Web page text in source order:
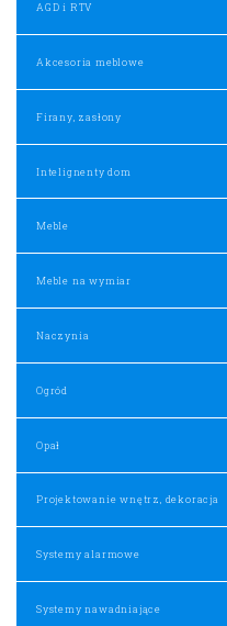
AGD i RTV
Akcesoria meblowe
Firany, zasłony
Intelignenty dom
Meble
Meble na wymiar
Naczynia
Ogród
Opał
Projektowanie wnętrz, dekoracja
Systemy alarmowe
Systemy nawadniające